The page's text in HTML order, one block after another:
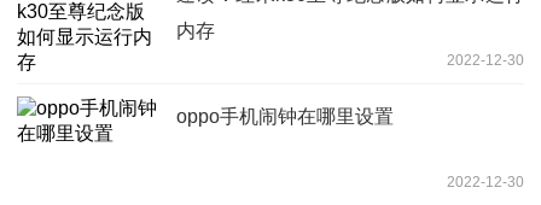
内存
2022-12-30
oppo手机闹钟在哪里设置
2022-12-30